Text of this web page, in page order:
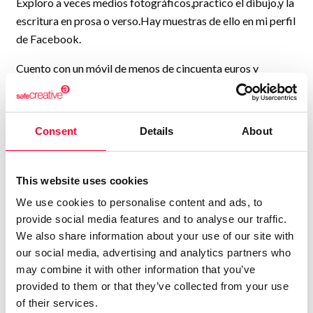
Consent Details About
This website uses cookies
We use cookies to personalise content and ads, to
provide social media features and to analyse our traffic.
We also share information about your use of our site with
our social media, advertising and analytics partners who
may combine it with other information that you’ve
provided to them or that they’ve collected from your use
of their services.
escritura en prosa o verso.Hay muestras de ello en mi perfil
de Facebook.
Cuento con un móvil de menos de cincuenta euros y
programas gratuítos de la Playstore.Me gusta la música
también: si se visita Facebook he tenido una temporada de
tropiezos y aciertos:
https://www.facebook.com/profile.php?
id=100067333878384
...Y así,rato tras rato,hago contactos,me esfuerzo,cultivo las
ideas que van surgiendo...Y me he concedido un
presupuesto y días para entrar en redes más allá de
Facebook,de momento se me puede encontrar en